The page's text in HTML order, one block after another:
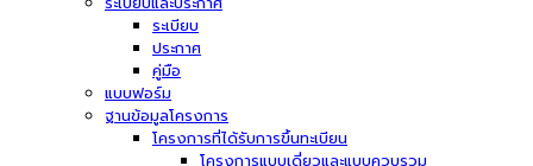
ระเบียบ
ประกาศ
คู่มือ
แบบฟอร์ม
ฐานข้อมูลโครงการ
โครงการที่ได้รับการขึ้นทะเบียน
โครงการแบบเดี่ยวและแบบควบรวม